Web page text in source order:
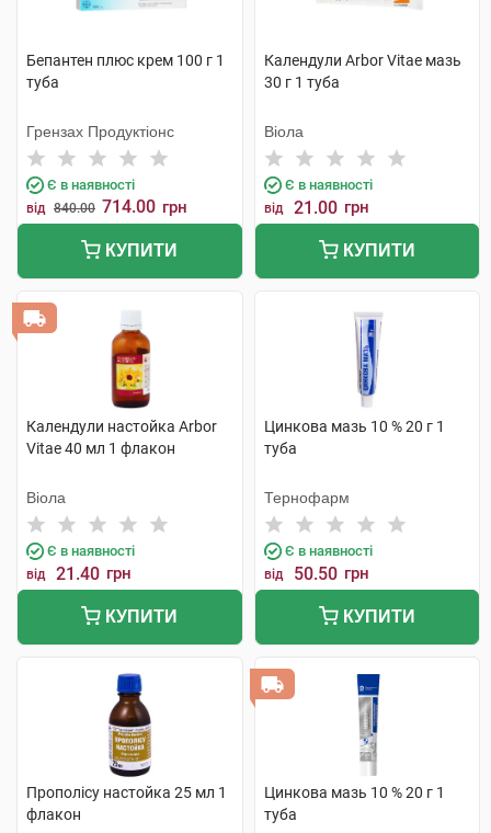
Бепантен плюс крем 100 г 1
туба
Грензах Продуктіонс
Є в наявності
від 840.00 714.00 грн
КУПИТИ
Календули Arbor Vitae мазь
30 г 1 туба
Віола
Є в наявності
від 21.00 грн
КУПИТИ
Календули настойка Arbor
Vitae 40 мл 1 флакон
Віола
Є в наявності
від 21.40 грн
КУПИТИ
Цинкова мазь 10 % 20 г 1
туба
Тернофарм
Є в наявності
від 50.50 грн
КУПИТИ
Прополісу настойка 25 мл 1
флакон
Цинкова мазь 10 % 20 г 1
туба